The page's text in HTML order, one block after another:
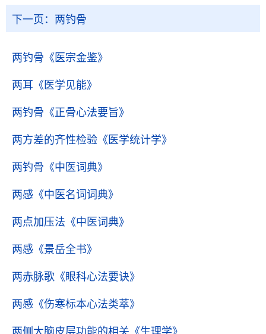
下一页： 两钓骨
两钓骨 《医宗金鉴》
两耳 《医学见能》
两钓骨 《正骨心法要旨》
两方差的齐性检验 《医学统计学》
两钓骨 《中医词典》
两感 《中医名词词典》
两点加压法 《中医词典》
两感 《景岳全书》
两赤脉歌 《眼科心法要诀》
两感 《伤寒标本心法类萃》
两侧大脑皮层功能的相关 《生理学》